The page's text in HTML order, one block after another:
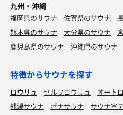
九州・沖縄
福岡県のサウナ 佐賀県のサウナ
熊本県のサウナ
大分県のサウナ
鹿児島県のサウナ
沖縄県のサウナ
特徴からサウナを探す
ロウリュ セルフロウリュ オート
銭湯サウナ
ボナサウナ サウナ室